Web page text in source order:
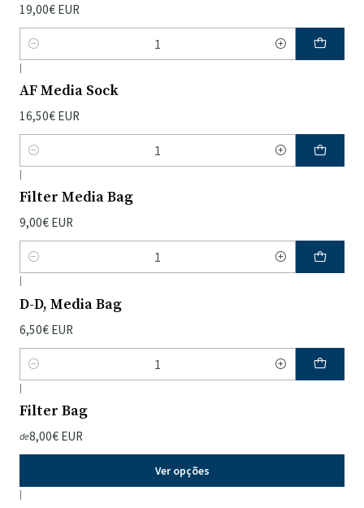
19,00€ EUR
Quantidade
|
AF Media Sock
16,50€ EUR
Quantidade
|
Filter Media Bag
9,00€ EUR
Quantidade
|
D-D, Media Bag
6,50€ EUR
Quantidade
|
Filter Bag
de8,00€ EUR
Ver opções
|